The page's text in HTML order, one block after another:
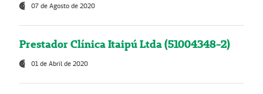
07 de Agosto de 2020
Prestador Clínica Itaipú Ltda (51004348-2)
01 de Abril de 2020